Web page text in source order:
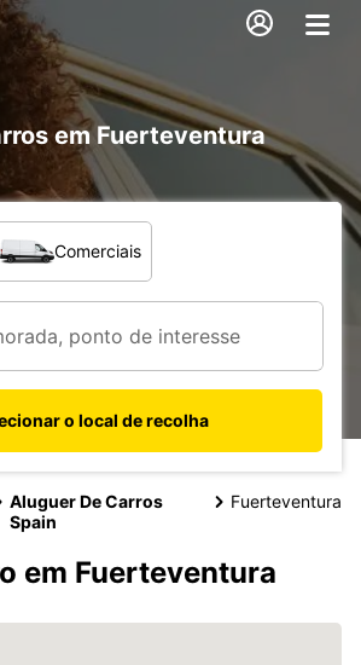
em Fuerteventura
pretende?
Comerciais
o local de recolha
Aluguer De Carros
Spain
Fuerteventura
em Fuerteventura